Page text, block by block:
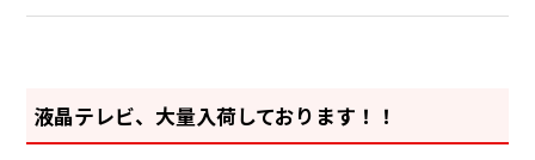
液晶テレビ、大量入荷しております！！